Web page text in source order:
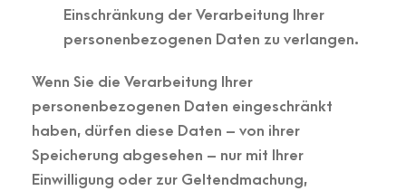
Einschränkung der Verarbeitung Ihrer
personenbezogenen Daten zu verlangen.
Wenn Sie die Verarbeitung Ihrer
personenbezogenen Daten eingeschränkt
haben, dürfen diese Daten – von ihrer
Speicherung abgesehen – nur mit Ihrer
Einwilligung oder zur Geltendmachung,